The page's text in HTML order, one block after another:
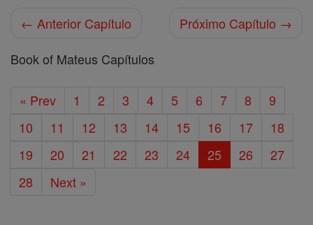
← Anterior Capítulo
Próximo Capítulo →
Book of Mateus Capítulos
« Prev 1 2 3 4 5 6 7 8
9
10
11 12 13 14 15 16 17
18
19
20 21 22 23 24 25 26
27
28
Next »